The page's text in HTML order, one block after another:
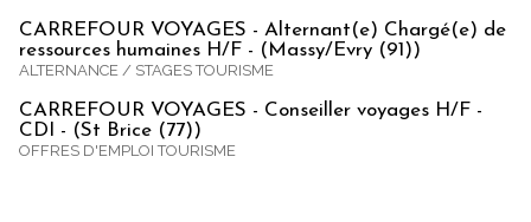
CARREFOUR VOYAGES - Alternant(e) Chargé(e) de
ressources humaines H/F - (Massy/Evry (91))
ALTERNANCE / STAGES TOURISME
CARREFOUR VOYAGES - Conseiller voyages H/F -
CDI - (St Brice (77))
OFFRES D'EMPLOI TOURISME